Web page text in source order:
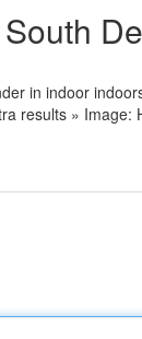
in indoor
results » Image: